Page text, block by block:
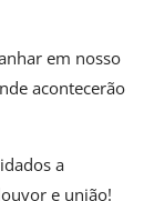
em nosso
acontecerão
a
e união!